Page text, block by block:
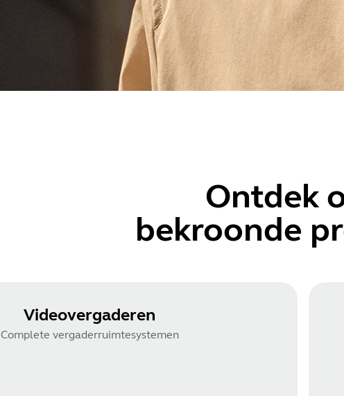
Ontdek
bekroonde
Videovergaderen
Complete vergaderruimtesystemen